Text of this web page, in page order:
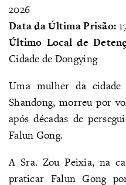
2026
Data da Última Prisão:
Último Local de
Cidade de Dongying
Uma mulher da
Shandong, morreu por
após décadas de
Falun Gong.
A Sra. Zou Peixia, na
praticar Falun Gong